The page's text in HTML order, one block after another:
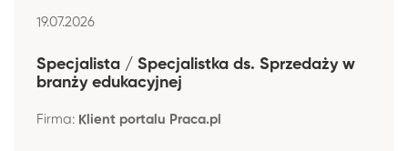
19.07.2026
Specjalista / Specjalistka ds. Sprzedaży w
branży edukacyjnej
Firma: Klient portalu Praca.pl